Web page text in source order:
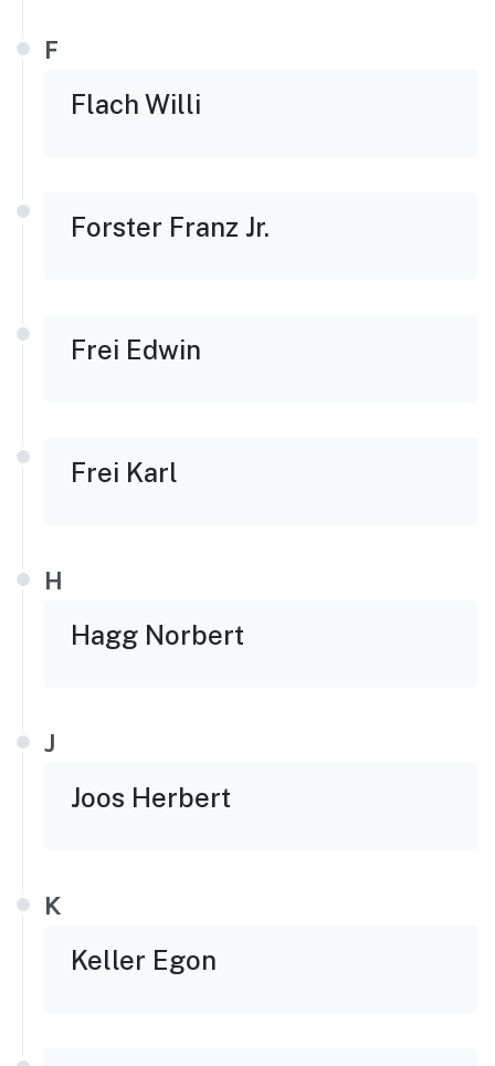
F
Flach Willi
Forster Franz Jr.
Frei Edwin
Frei Karl
H
Hagg Norbert
J
Joos Herbert
K
Keller Egon